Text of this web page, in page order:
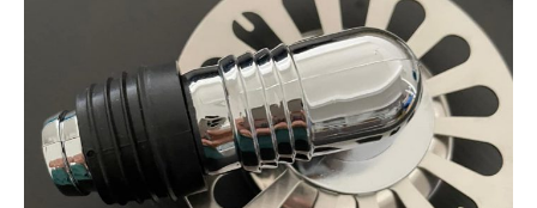
Hub Ideaktiv